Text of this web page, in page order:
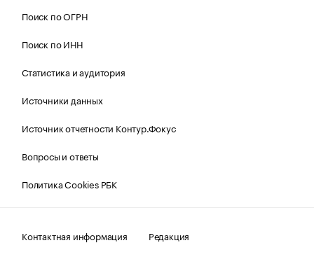
Поиск по ОГРН
Поиск по ИНН
Статистика и аудитория
Источники данных
Источник отчетности Контур.Фокус
Вопросы и ответы
Политика Cookies РБК
Контактная информация
Редакция